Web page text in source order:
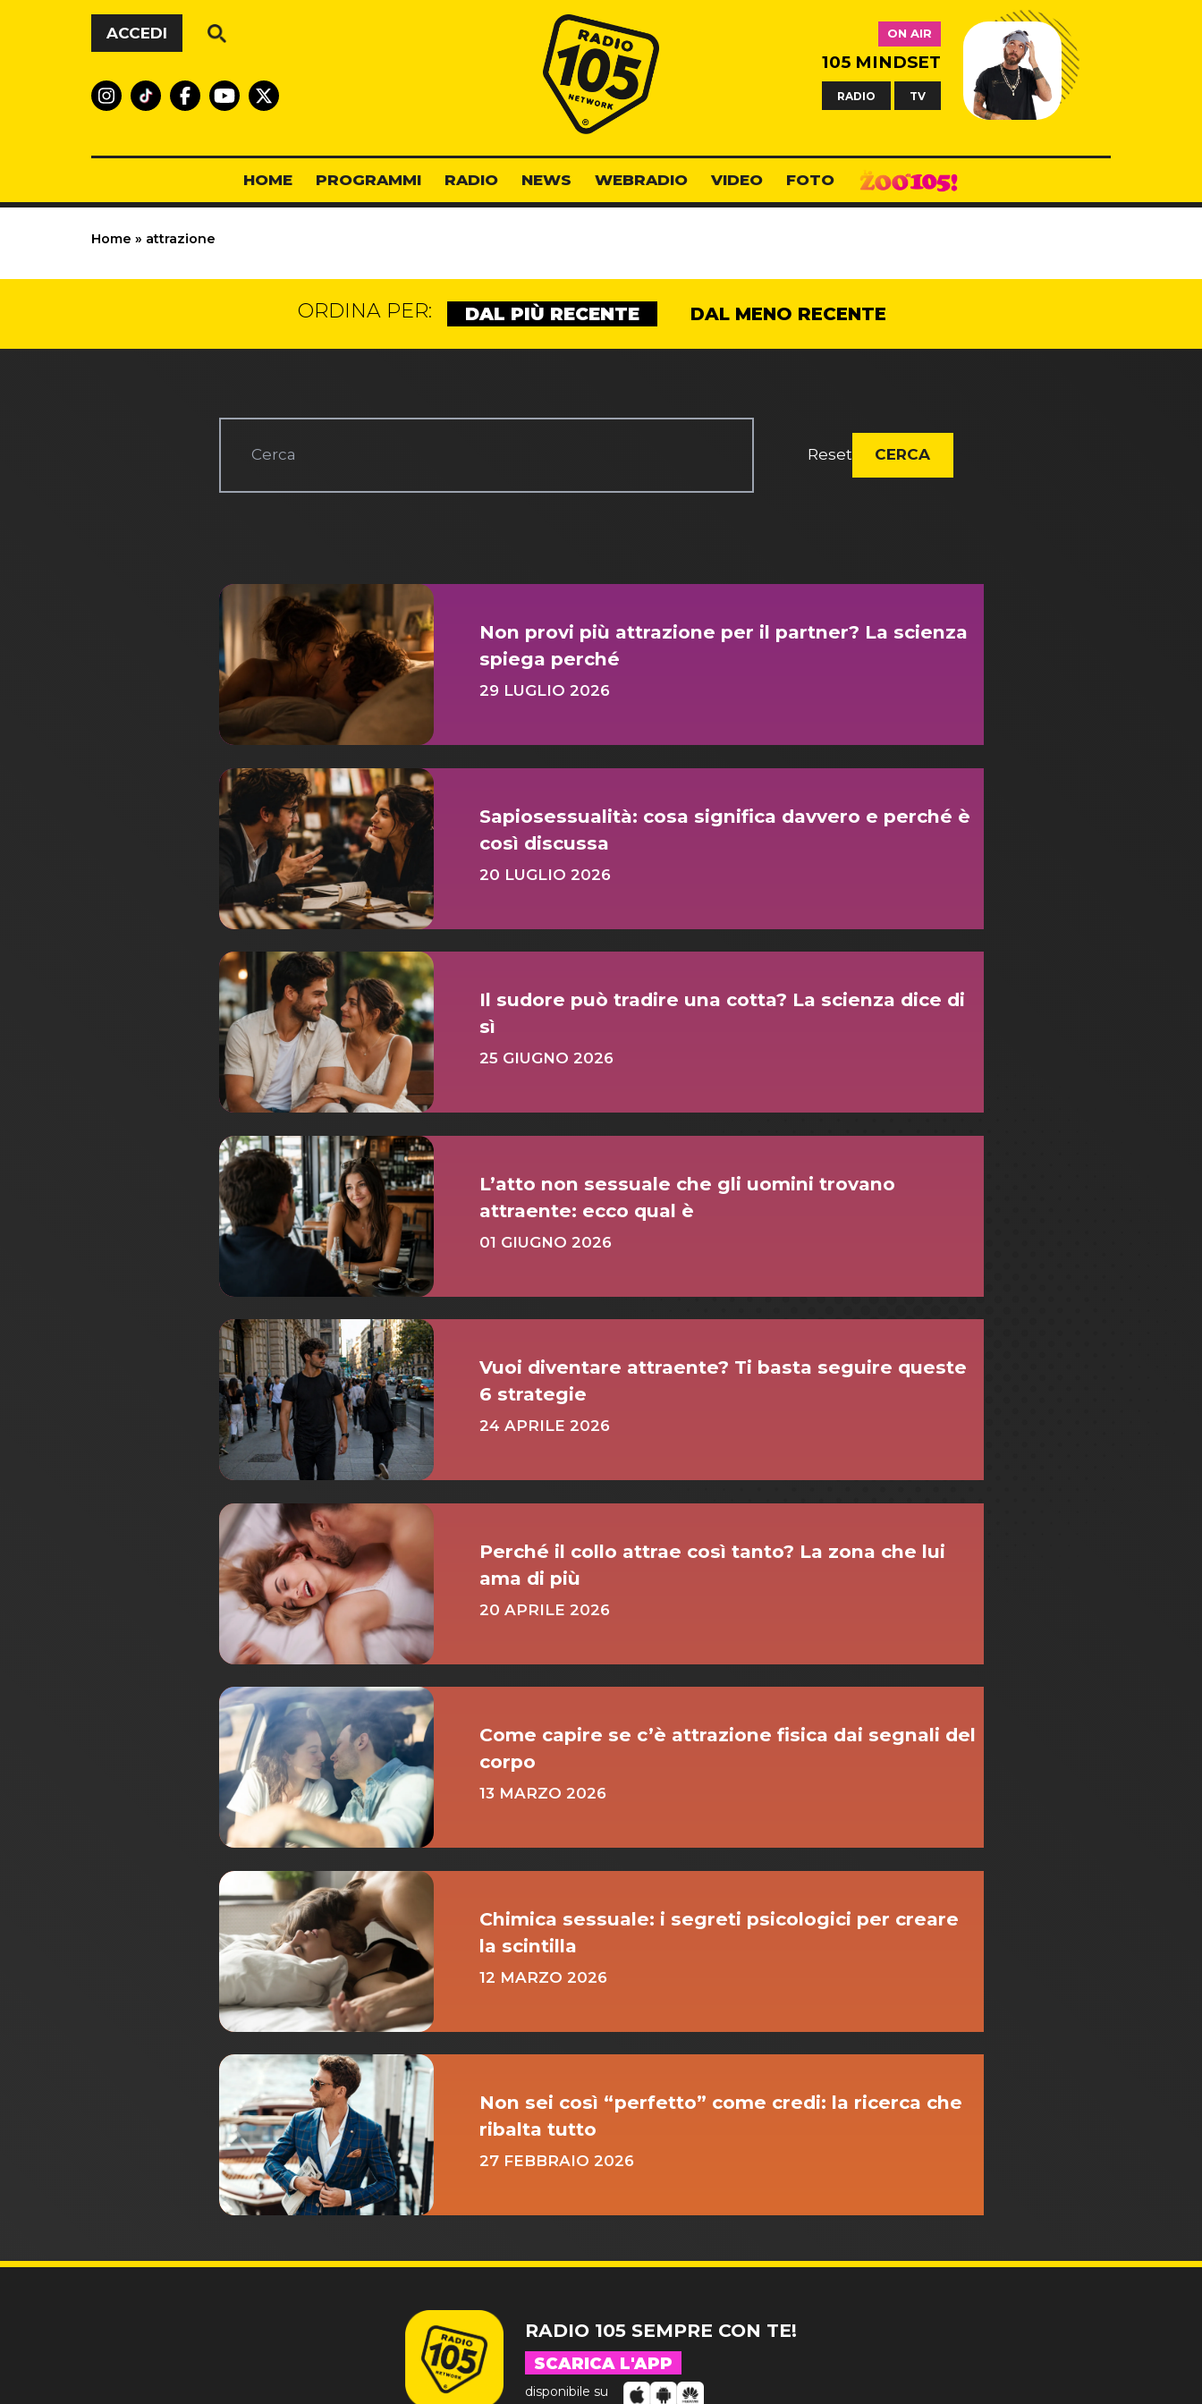
Vai al contenuto
ACCEDI
Radio 105
ON AIR
105 MINDSET
RADIO TV
HOME PROGRAMMI RADIO NEWS WEBRADIO VIDEO FOTO
Home » attrazione
ORDINA PER: DAL PIÙ RECENTE DAL MENO RECENTE
Reset CERCA
Non provi più attrazione per il partner? La scienza
spiega perché
29 LUGLIO 2026
Sapiosessualità: cosa significa davvero e perché è
così discussa
20 LUGLIO 2026
Il sudore può tradire una cotta? La scienza dice di
sì
25 GIUGNO 2026
L’atto non sessuale che gli uomini trovano
attraente: ecco qual è
01 GIUGNO 2026
Vuoi diventare attraente? Ti basta seguire queste
6 strategie
24 APRILE 2026
Perché il collo attrae così tanto? La zona che lui
ama di più
20 APRILE 2026
Come capire se c’è attrazione fisica dai segnali del
corpo
13 MARZO 2026
Chimica sessuale: i segreti psicologici per creare
la scintilla
12 MARZO 2026
Non sei così “perfetto” come credi: la ricerca che
ribalta tutto
27 FEBBRAIO 2026
RADIO 105 SEMPRE CON TE!
SCARICA L'APP
disponibile su